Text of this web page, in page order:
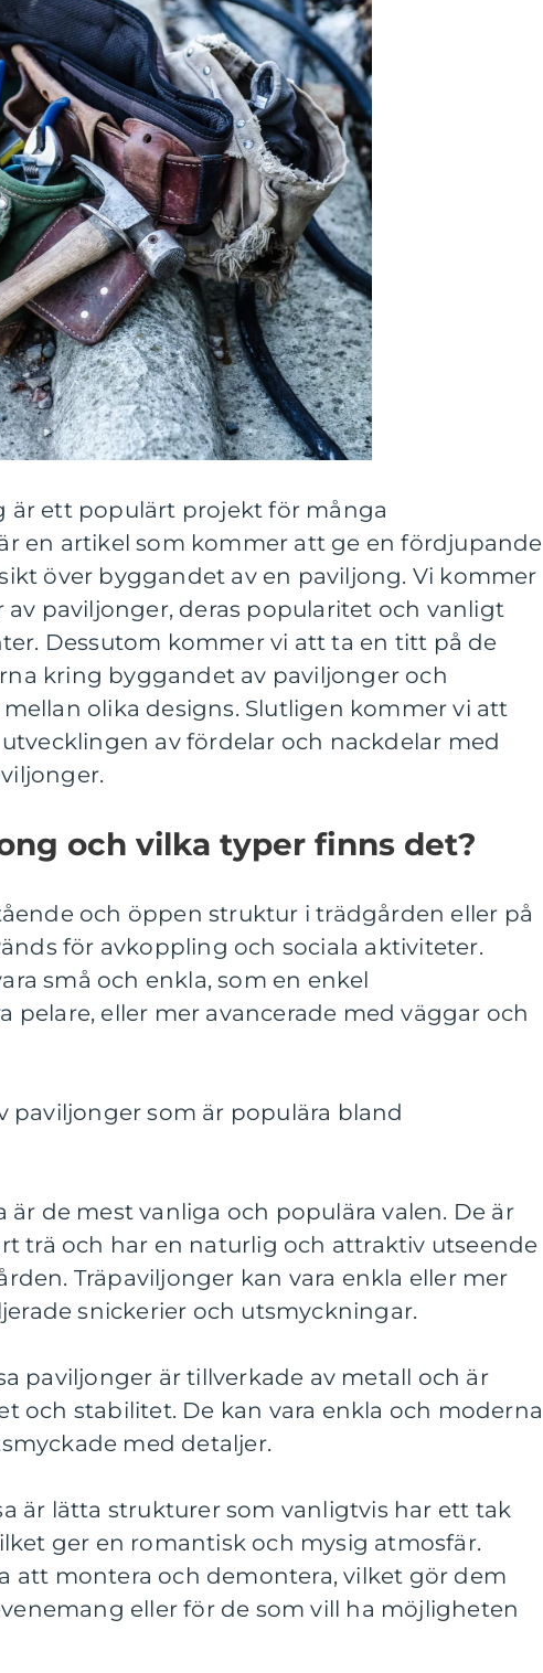
är ett populärt projekt för många
en artikel som kommer att ge en fördjupande
över byggandet av en paviljong. Vi kommer
paviljonger, deras popularitet och vanligt
Dessutom kommer vi att ta en titt på de
kring byggandet av paviljonger och
olika designs. Slutligen kommer vi att
av fördelar och nackdelar med
och vilka typer finns det?
och öppen struktur i trädgården eller på
för avkoppling och sociala aktiviteter.
små och enkla, som en enkel
pelare, eller mer avancerade med väggar och
paviljonger som är populära bland
är de mest vanliga och populära valen. De är
trä och har en naturlig och attraktiv utseende
Träpaviljonger kan vara enkla eller mer
snickerier och utsmyckningar.
paviljonger är tillverkade av metall och är
och stabilitet. De kan vara enkla och moderna
med detaljer.
är lätta strukturer som vanligtvis har ett tak
ger en romantisk och mysig atmosfär.
att montera och demontera, vilket gör dem
eller för de som vill ha möjligheten